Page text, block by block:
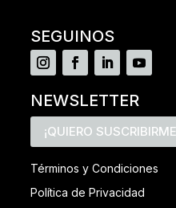
SEGUINOS
NEWSLETTER
¡QUIERO
Términos y Condiciones
Política de Privacidad